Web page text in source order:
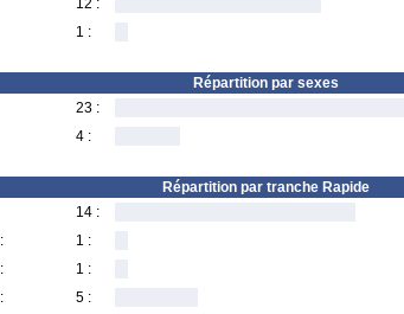
12 :
1 :
Répartition par sexes
23 :
4 :
Répartition par tranche Rapide
14 :
1 :
1 :
5 :